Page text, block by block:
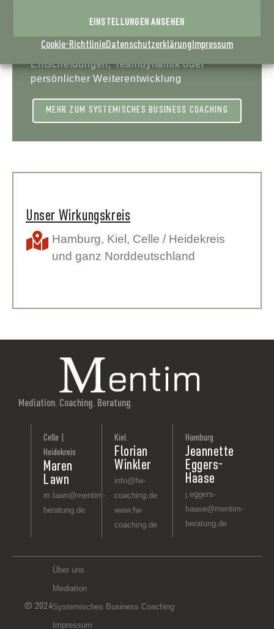
EINSTELLUNGEN ANSEHEN
Cookie-RichtlinieDatenschutzerklärung Impressum
nachhaltige Lösungen für Ihre beruflichen
und privaten Herausforderungen zu
entwickeln. Ob in den Bereichen Führung,
Entscheidungen, Teamdynamik oder
persönlicher Weiterentwicklung
MEHR ZUM SYSTEMISCHES BUSINESS COACHING
Unser Wirkungskreis
Hamburg, Kiel , Celle / Heidekreis
und ganz Norddeutschland
Mediation. Coaching. Beratung.
Celle |
Heidekreis
Maren
Lawn
m.lawn@mentim-
beratung.de
Kiel
Florian
Winkler
info@fw-
coaching.de
www.fw-
coaching.de
Hamburg
Jeannette
Eggers-
Haase
j.eggers-
haase@mentim-
beratung.de
© 2024
Über uns
Mediation
Systemisches Business Coaching
Impressum